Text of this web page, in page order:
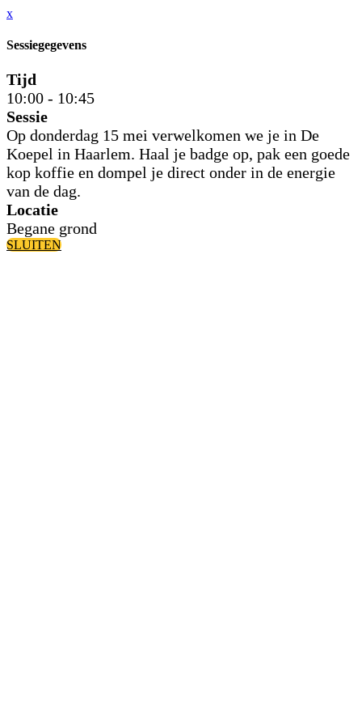
x
Sessiegegevens
Tijd
10:00 - 10:45
Sessie
Op donderdag 15 mei verwelkomen we je in De
Koepel in Haarlem. Haal je badge op, pak een goede
kop koffie en dompel je direct onder in de energie
van de dag.
Locatie
Begane grond
SLUITEN